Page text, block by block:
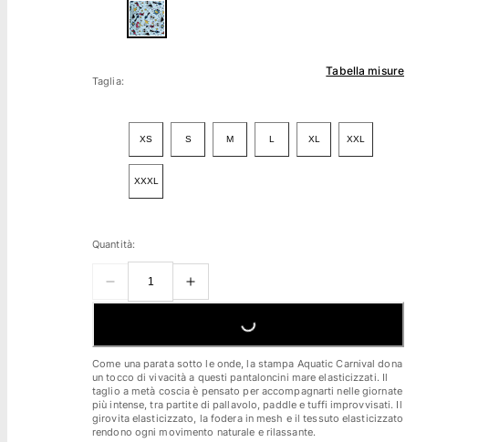
Tabella misure
Taglia:
XS S M L XL XXL
XXXL
Quantità:
LOADING...
Come una parata sotto le onde, la stampa Aquatic Carnival dona
un tocco di vivacità a questi pantaloncini mare elasticizzati. Il
taglio a metà coscia è pensato per accompagnarti nelle giornate
più intense, tra partite di pallavolo, paddle e tuffi improvvisati. Il
girovita elasticizzato, la fodera in mesh e il tessuto elasticizzato
rendono ogni movimento naturale e rilassante.